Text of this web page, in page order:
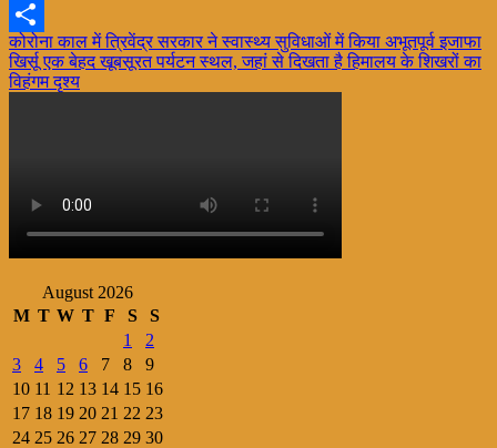
X
Share
Post
navigation
कोरोना काल में त्रिवेंद्र सरकार ने स्वास्थ्य सुविधाओं में किया अभूतपूर्व इजाफा
खिर्सू एक बेहद खूबसूरत पर्यटन स्थल, जहां से दिखता है हिमालय के शिखरों का
विहंगम दृश्य
August 2026
M T W T F S
S
1
2
3
4 5 6 7 8
9
10 11 12 13 14 15 16
17 18 19 20 21 22 23
24 25 26 27 28 29 30